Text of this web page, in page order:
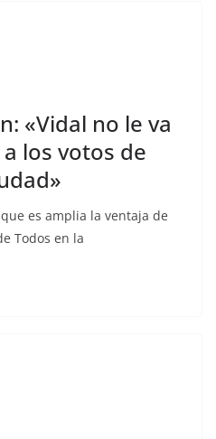
«Vidal no le va
los votos de
es amplia la ventaja de
Todos en la